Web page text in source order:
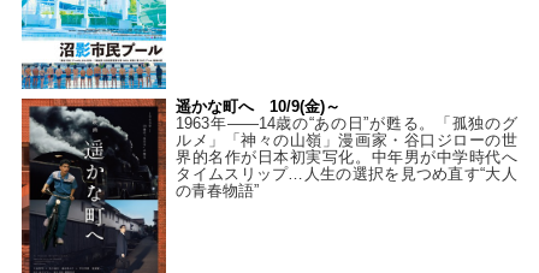
遥かな町へ 10/9(金)～
1963年――14歳の“あの日”が甦る。「孤独のグ
ルメ」「神々の山嶺」漫画家・谷口ジローの世
界的名作が日本初実写化。中年男が中学時代へ
タイムスリップ…人生の選択を見つめ直す“大人
の青春物語”